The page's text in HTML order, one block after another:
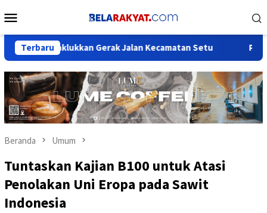
ke
Mobile
Terbaru
Taklukkan Gerak Jalan Kecamatan Setu Peresmian
Beranda Umum
Tuntaskan Kajian B100 untuk Atasi
Penolakan Uni Eropa pada Sawit
Indonesia